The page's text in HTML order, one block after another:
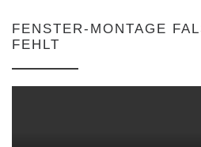
FENSTER-MONTAGE
FEHLT